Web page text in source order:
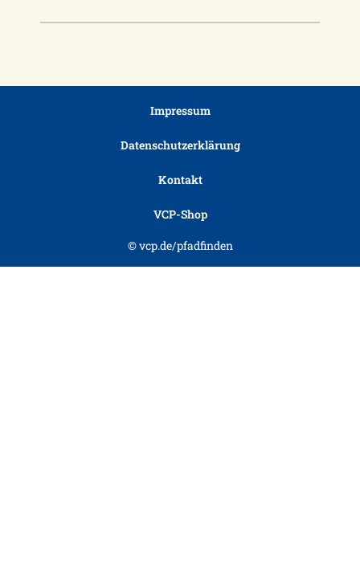
Impressum
Datenschutzerklärung
Kontakt
VCP-Shop
© vcp.de/pfadfinden